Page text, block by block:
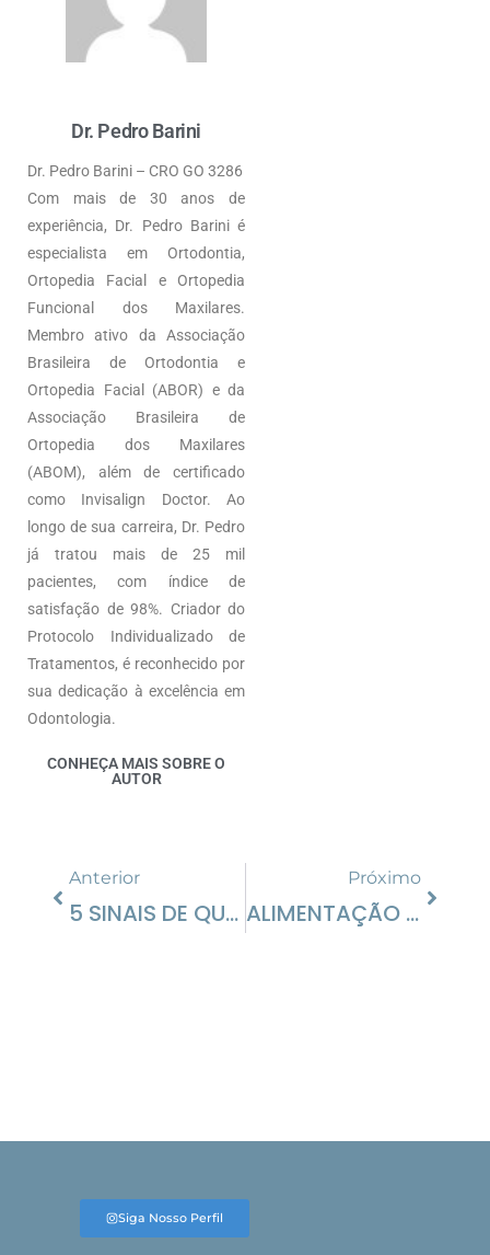
Dr. Pedro Barini
Dr. Pedro Barini – CRO GO 3286
Com mais de 30 anos de
experiência, Dr. Pedro Barini é
especialista em Ortodontia,
Ortopedia Facial e Ortopedia
Funcional dos Maxilares.
Membro ativo da Associação
Brasileira de Ortodontia e
Ortopedia Facial (ABOR) e da
Associação Brasileira de
Ortopedia dos Maxilares
(ABOM), além de certificado
como Invisalign Doctor. Ao
longo de sua carreira, Dr. Pedro
já tratou mais de 25 mil
pacientes, com índice de
satisfação de 98%. Criador do
Protocolo Individualizado de
Tratamentos, é reconhecido por
sua dedicação à excelência em
Odontologia.
CONHEÇA MAIS SOBRE O
AUTOR
Anterior
5 SINAIS DE QUE A SUA SAÚDE BUCAL NÃO VAI BEM
Próximo
ALIMENTAÇÃO E MAU HÁLITO: PREVINA ESSE PROBLEMA
Siga Nosso Perfil